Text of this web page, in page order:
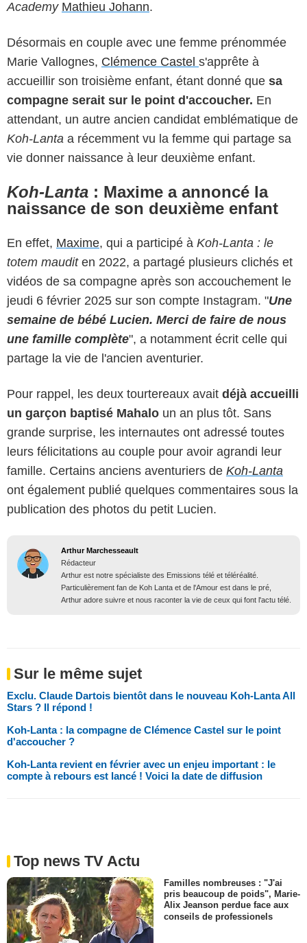
Academy Mathieu Johann.
Désormais en couple avec une femme prénommée
Marie Vallognes, Clémence Castel s'apprête à
accueillir son troisième enfant, étant donné que sa
compagne serait sur le point d'accoucher. En
attendant, un autre ancien candidat emblématique de
Koh-Lanta a récemment vu la femme qui partage sa
vie donner naissance à leur deuxième enfant.
Koh-Lanta : Maxime a annoncé la
naissance de son deuxième enfant
En effet, Maxime, qui a participé à Koh-Lanta : le
totem mauditen 2022, a partagé plusieurs clichés et
vidéos de sa compagne après son accouchement le
jeudi 6 février 2025 sur son compte Instagram. "Une
semaine de bébé Lucien. Merci de faire de nous
une famille complète", a notamment écrit celle qui
partage la vie de l'ancien aventurier.
Pour rappel, les deux tourtereaux avait déjà accueilli
un garçon baptisé Mahalo un an plus tôt. Sans
grande surprise, les internautes ont adressé toutes
leurs félicitations au couple pour avoir agrandi leur
famille. Certains anciens aventuriers de Koh-Lanta
ont également publié quelques commentaires sous la
publication des photos du petit Lucien.
Arthur Marchesseault
Rédacteur
Arthur est notre spécialiste des Emissions télé et téléréalité.
Particulièrement fan de Koh Lanta et de l'Amour est dans le pré,
Arthur adore suivre et nous raconter la vie de ceux qui font l'actu télé.
Sur le même sujet
Exclu. Claude Dartois bientôt dans le nouveau Koh-Lanta All
Stars ? Il répond !
Koh-Lanta : la compagne de Clémence Castel sur le point
d'accoucher ?
Koh-Lanta revient en février avec un enjeu important : le
compte à rebours est lancé ! Voici la date de diffusion
Top news TV Actu
Familles nombreuses : "J'ai
pris beaucoup de poids", Marie-
Alix Jeanson perdue face aux
conseils de professionels